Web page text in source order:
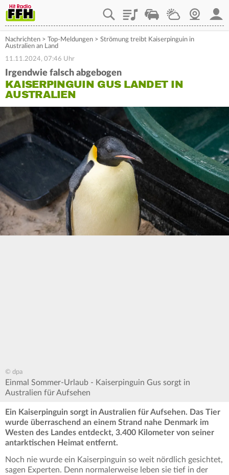
PlaylistStaupilotWetterWebcam
Nachrichten > Top-Meldungen > Strömung treibt Kaiserpinguin in
Australien an Land
11.11.2024, 07:46 Uhr
Irgendwie falsch abgebogen
KAISERPINGUIN GUS LANDET IN
AUSTRALIEN
© dpa
Einmal Sommer-Urlaub - Kaiserpinguin Gus sorgt in
Australien für Aufsehen
Ein Kaiserpinguin sorgt in Australien für Aufsehen. Das Tier
wurde überraschend an einem Strand nahe Denmark im
Westen des Landes entdeckt, 3.400 Kilometer von seiner
antarktischen Heimat entfernt.
Noch nie wurde ein Kaiserpinguin so weit nördlich gesichtet,
sagen Experten. Denn normalerweise leben sie tief in der